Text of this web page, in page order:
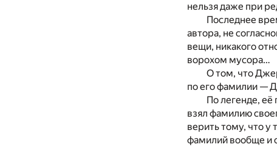
нельзя даже при
Последнее
автора, не
вещи, никакого
ворохом мусора…
О том, что
по его фамилии —
По легенде,
взял фамилию
верить тому, что у
фамилий вообще и